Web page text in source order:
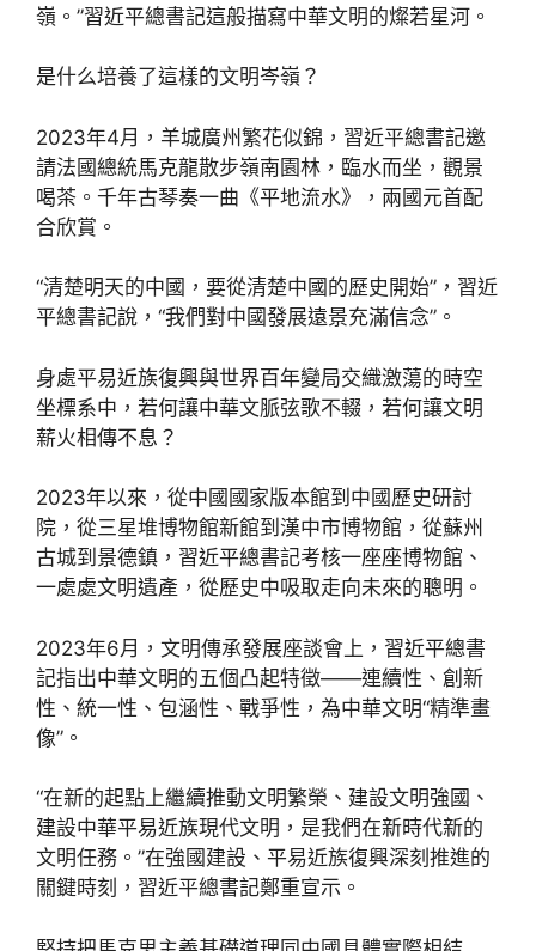
嶺。”習近平總書記這般描寫中華文明的燦若星河。
是什么培養了這樣的文明岑嶺？
2023年4月，羊城廣州繁花似錦，習近平總書記邀
請法國總統馬克龍散步嶺南園林，臨水而坐，觀景
喝茶。千年古琴奏一曲《平地流水》，兩國元首配
合欣賞。
“清楚明天的中國，要從清楚中國的歷史開始”，習近
平總書記說，“我們對中國發展遠景充滿信念”。
身處平易近族復興與世界百年變局交織激蕩的時空
坐標系中，若何讓中華文脈弦歌不輟，若何讓文明
薪火相傳不息？
2023年以來，從中國國家版本館到中國歷史研討
院，從三星堆博物館新館到漢中市博物館，從蘇州
古城到景德鎮，習近平總書記考核一座座博物館、
一處處文明遺產，從歷史中吸取走向未來的聰明。
2023年6月，文明傳承發展座談會上，習近平總書
記指出中華文明的五個凸起特徵——連續性、創新
性、統一性、包涵性、戰爭性，為中華文明“精準畫
像”。
“在新的起點上繼續推動文明繁榮、建設文明強國、
建設中華平易近族現代文明，是我們在新時代新的
文明任務。”在強國建設、平易近族復興深刻推進的
關鍵時刻，習近平總書記鄭重宣示。